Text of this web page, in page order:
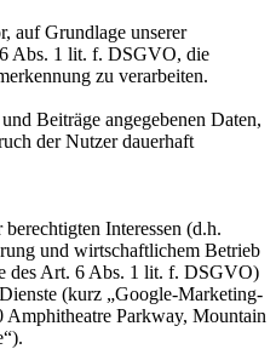
auf Grundlage unserer
Abs. 1 lit. f. DSGVO, die
zu verarbeiten.
Beiträge angegebenen Daten,
der Nutzer dauerhaft
Interessen (d.h.
und wirtschaftlichem Betrieb
des Art. 6 Abs. 1 lit. f. DSGVO)
(kurz „Google-Marketing-
Parkway, Mountain